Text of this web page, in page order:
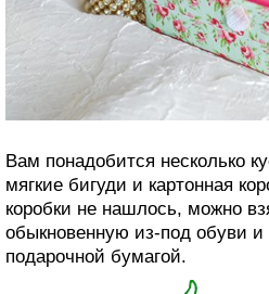
Вам понадобится несколько
мягкие бигуди и картонная
коробки не нашлось, можно
обыкновенную из-под обуви и
подарочной бумагой.